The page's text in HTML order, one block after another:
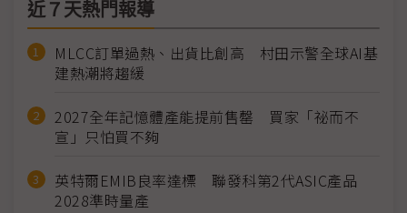
近７天熱門報導
MLCC訂單過熱、出貨比創高 村田示警全球AI基
建熱潮將趨緩
2027全年記憶體產能提前售罄 買家「祕而不
宣」只怕買不夠
英特爾EMIB良率達標 聯發科第2代ASIC產品
2028準時量產